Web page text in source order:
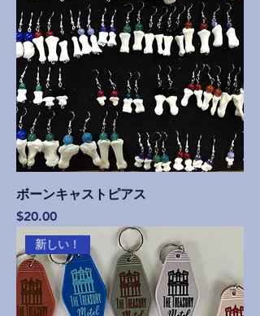
ボーンキャストピアス
価格
$20.00
新しい！